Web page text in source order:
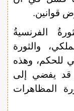
قوانين.
الفرنسيةُ
والثورة
للحكم، وهذه
قد يفضي إلى
المظاهرات